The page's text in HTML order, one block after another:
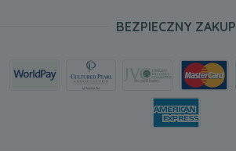
BEZPIECZNY ZAKUP